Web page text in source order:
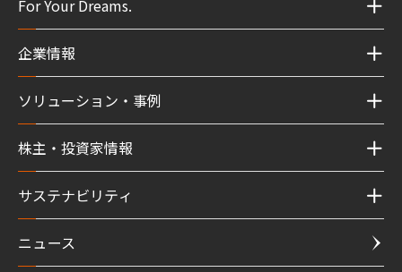
For Your Dreams.
企業情報
ソリューション・事例
株主・投資家情報
サステナビリティ
ニュース